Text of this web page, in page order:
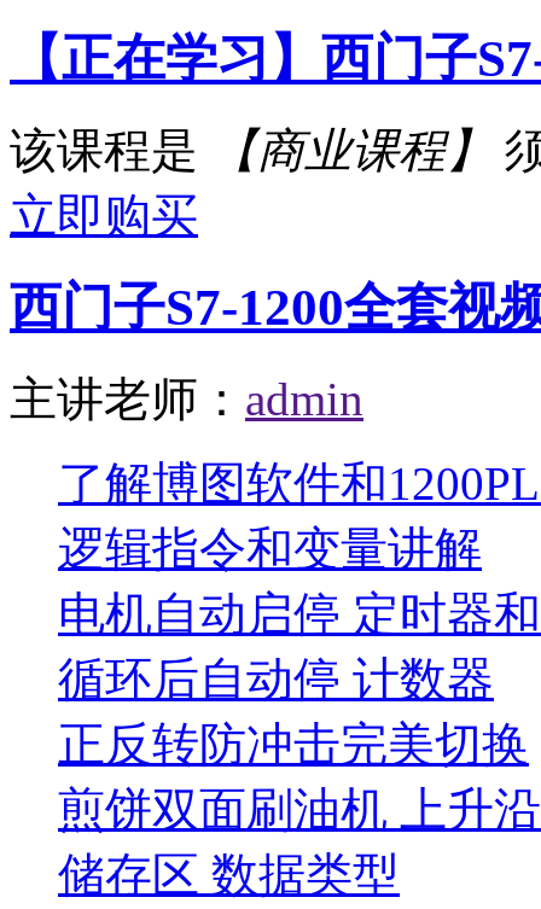
【正在学习】西门子
该课程是 【商业课程】
立即购买
西门子S7-1200全套视
主讲老师： admin
了解博图软件和
逻辑指令和变量讲解
电机自动启停 定时器
循环后自动停 计数器
正反转防冲击完美切换
煎饼双面刷油机 上升
储存区 数据类型